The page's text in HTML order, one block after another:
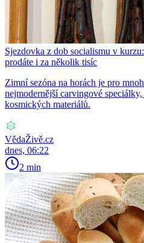
Sjezdovka z dob socialismu v
prodáte i za několik tisíc
Zimní sezóna na horách je pro
nejmodernější carvingové
kosmických materiálů.
VědaŽivě.cz
dnes, 06:22
2 min